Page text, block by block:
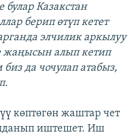
Казакстан
берип өтүп кетет
элчилик аркылуу
жаңысын алып кетип
да чочулап атабыз,
көптөгөн жаштар чет
иштешет. Иш